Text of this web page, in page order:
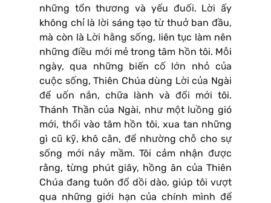
những tổn thương và yếu đuối. Lời ấy
không chỉ là lời sáng tạo từ thuở ban đầu,
mà còn là Lời hằng sống, liên tục làm nên
những điều mới mẻ trong tâm hồn tôi. Mỗi
ngày, qua những biến cố lớn nhỏ của
cuộc sống, Thiên Chúa dùng Lời của Ngài
để uốn nắn, chữa lành và đổi mới tôi.
Thánh Thần của Ngài, như một luồng gió
mới, thổi vào tâm hồn tôi, xua tan những
gì cũ kỹ, khô cằn, để nhường chỗ cho sự
sống mới nảy mầm. Tôi cảm nhận được
rằng, từng phút giây, hồng ân của Thiên
Chúa đang tuôn đổ dồi dào, giúp tôi vượt
qua những giới hạn của chính mình để